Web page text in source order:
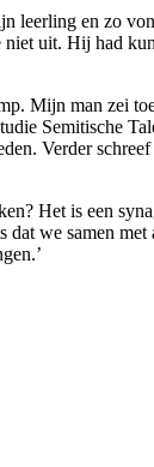
leerling en zo
uit. Hij had
Mijn man zei
Semitische
Verder
Het is een
we samen